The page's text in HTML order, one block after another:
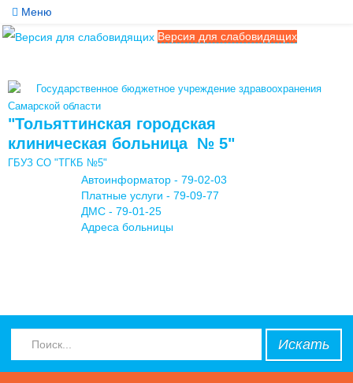
Версия для слабовидящих
Меню
Службы
Обратная связь
Мы в соцсетях
Государственное бюджетное учреждение здравоохранения
Самарской области
"Тольяттинская городская
клиническая больница № 5"
ГБУЗ СО "ТГКБ №5"
Автоинформатор - 79-02-03
Платные услуги - 79-09-77
ДМС - 79-01-25
Адреса больницы
Искать